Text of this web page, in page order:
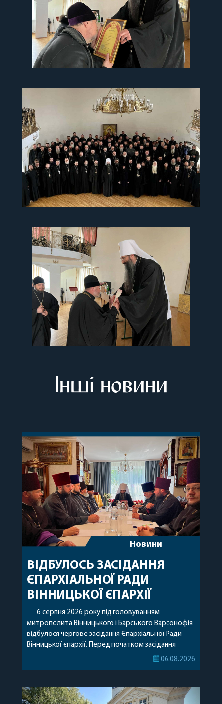
Інші новини
Новини
ВІДБУЛОСЬ ЗАСІДАННЯ
ЄПАРХІАЛЬНОЇ РАДИ
ВІННИЦЬКОЇ ЄПАРХІЇ
6 серпня 2026 року під головуванням
митрополита Вінницького і Барського Варсонофія
відбулося чергове засідання Єпархіальної Ради
Вінницької єпархії. Перед початком засідання
секретар Єпархіальної Ради від імені членів Ради
побажавши йому міцного здоров’я, Божої
допомоги, миру, духовної радості та
06.08.2026